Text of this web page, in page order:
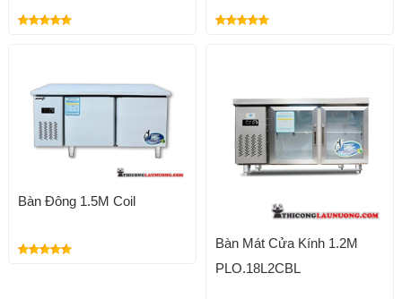
Bàn Đông 1.5M Coil
Bàn Mát Cửa Kính 1.2M
PLO.18L2CBL